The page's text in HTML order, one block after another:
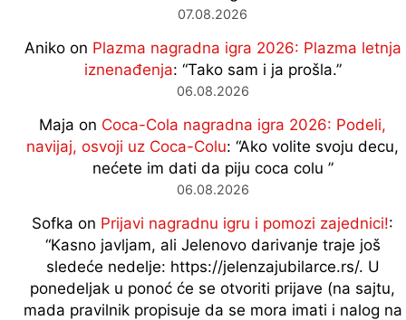
07.08.2026
Anikoon Plazma nagradna igra 2026: Plazma letnja
iznenađenja: “Tako sam i ja prošla.”
06.08.2026
Maja on Coca-Cola nagradna igra 2026: Podeli,
navijaj, osvoji uz Coca-Colu: “Ako volite svoju decu,
nećete im dati da piju coca colu ”
06.08.2026
Sofka on Prijavi nagradnu igru i pomozi zajednici!:
“Kasno javljam, ali Jelenovo darivanje traje još
sledeće nedelje: https://jelenzajubilarce.rs/. U
ponedeljak u ponoć će se otvoriti prijave (na sajtu,
mada pravilnik propisuje da se mora imati i nalog na